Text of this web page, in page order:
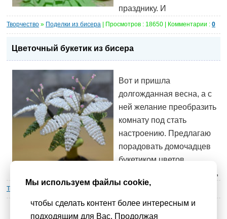
празднику. И
Творчество » Поделки из бисера | Просмотров : 18650 | Комментарии : 0
Цветочный букетик из бисера
Вот и пришла
долгожданная весна, а с
ней желание преобразить
комнату под стать
настроению. Предлагаю
порадовать домочадцев
букетиком цветов
созданных из бисера. Это,
Творчество Поделки из бисера | Просмотров : 14171 | Комментарии :
Мы используем файлы cookie,
чтобы сделать контент более интересным и
подходящим для Вас. Продолжая